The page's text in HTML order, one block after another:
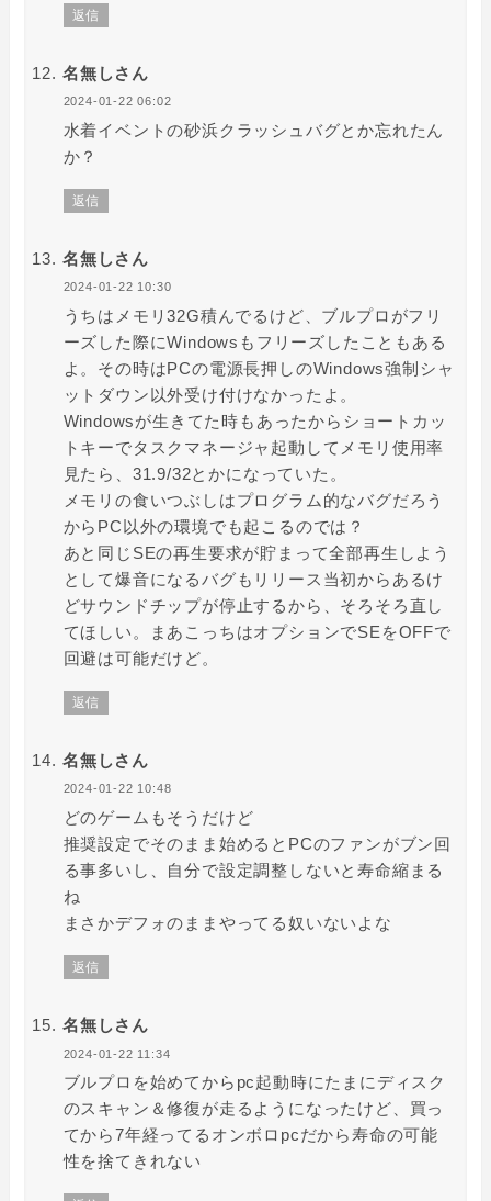
返信
名無しさん
2024-01-22 06:02
水着イベントの砂浜クラッシュバグとか忘れたん
か？
返信
名無しさん
2024-01-22 10:30
うちはメモリ32G積んでるけど、ブルプロがフリ
ーズした際にWindowsもフリーズしたこともある
よ。その時はPCの電源長押しのWindows強制シャ
ットダウン以外受け付けなかったよ。
Windowsが生きてた時もあったからショートカッ
トキーでタスクマネージャ起動してメモリ使用率
見たら、31.9/32とかになっていた。
メモリの食いつぶしはプログラム的なバグだろう
からPC以外の環境でも起こるのでは？
あと同じSEの再生要求が貯まって全部再生しよう
として爆音になるバグもリリース当初からあるけ
どサウンドチップが停止するから、そろそろ直し
てほしい。まあこっちはオプションでSEをOFFで
回避は可能だけど。
返信
名無しさん
2024-01-22 10:48
どのゲームもそうだけど
推奨設定でそのまま始めるとPCのファンがブン回
る事多いし、自分で設定調整しないと寿命縮まる
ね
まさかデフォのままやってる奴いないよな
返信
名無しさん
2024-01-22 11:34
ブルプロを始めてからpc起動時にたまにディスク
のスキャン＆修復が走るようになったけど、買っ
てから7年経ってるオンボロpcだから寿命の可能
性を捨てきれない